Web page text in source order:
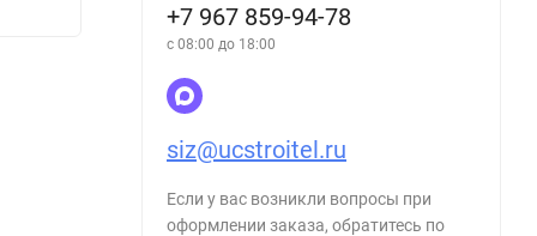
+7 967 859-94-78
с 08:00 до 18:00
siz@ucstroitel.ru
Если у вас возникли вопросы при
оформлении заказа, обратитесь по